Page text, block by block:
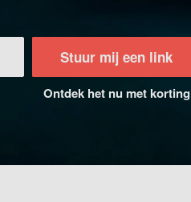
Stuur mij een link
Ontdek het nu met korting